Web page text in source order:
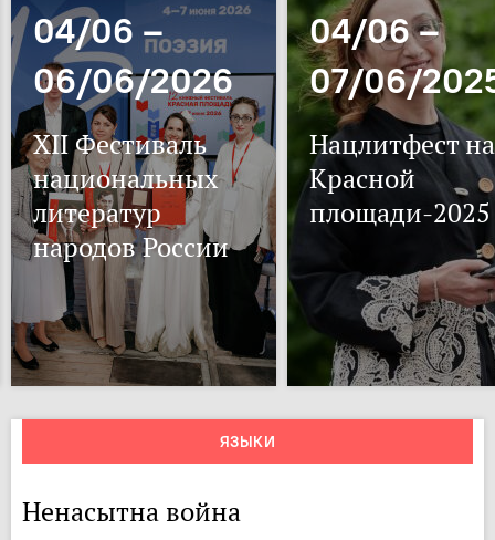
04/06 –
06/06/2026
XII Фестиваль
национальных
литератур
народов России
04/06 –
07/06/
Нацлитфест на
Красной
площади-2025
ЯЗЫКИ
Ненасытна война